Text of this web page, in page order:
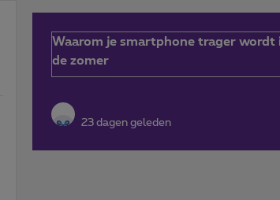
Waarom je smartphone trager wordt
de zomer
23 dagen geleden